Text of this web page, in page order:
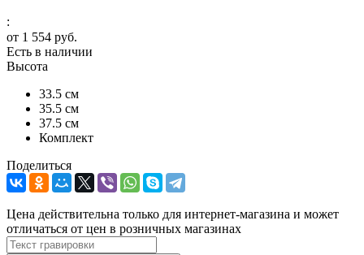
:
от 1 554 руб.
Есть в наличии
Высота
33.5 см
35.5 см
37.5 см
Комплект
Поделиться
Цена действительна только для интернет-магазина и может
отличаться от цен в розничных магазинах